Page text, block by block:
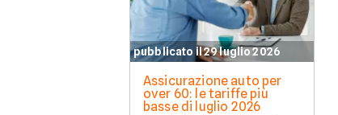
pubblicato il 29 luglio 2026
Assicurazione auto per
over 60: le tariffe più
basse di luglio 2026